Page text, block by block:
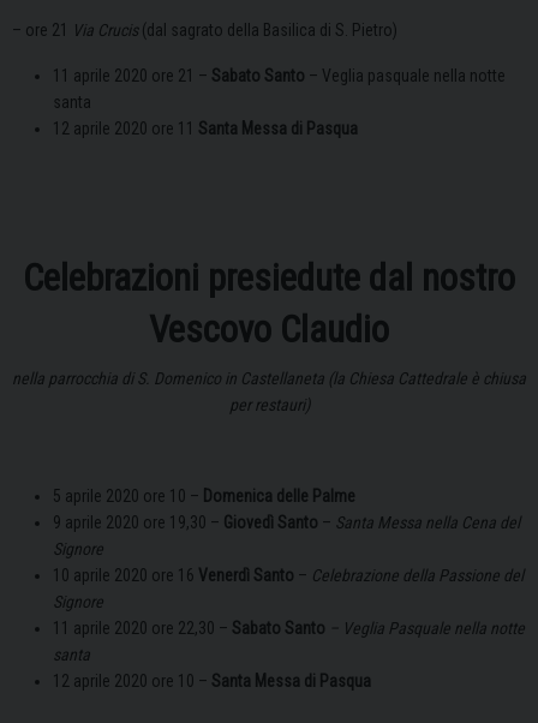
– ore 21 Via Crucis(dal sagrato della Basilica di S. Pietro)
11 aprile 2020 ore 21 – Sabato Santo – Veglia pasquale nella notte
santa
12 aprile 2020 ore 11 Santa Messa di Pasqua
Celebrazioni presiedute dal nostro
Vescovo Claudio
nella parrocchia di S. Domenico in Castellaneta (la Chiesa Cattedrale è chiusa
per restauri)
5 aprile 2020 ore 10 – Domenica delle Palme
9 aprile 2020 ore 19,30 – Giovedì Santo – Santa Messa nella Cena del
Signore
10 aprile 2020 ore 16 Venerdì Santo – Celebrazione della Passione del
Signore
11 aprile 2020 ore 22,30 – Sabato Santo
– Veglia Pasquale nella notte
santa
12 aprile 2020 ore 10 – Santa Messa di Pasqua